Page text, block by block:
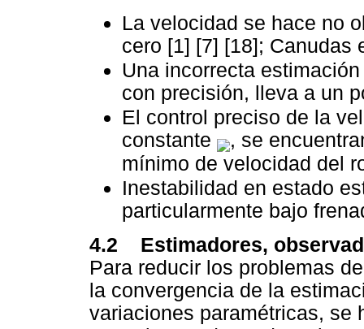
La velocidad se hace no
cero [1] [7] [18]; Canudas
Una incorrecta
con precisión, lleva a un
El control preciso de la
constante
, se
mínimo de velocidad del
Inestabilidad en estado
particularmente bajo
4.2 Estimadores,
Para reducir los problemas
la convergencia de la
variaciones paramétricas, se